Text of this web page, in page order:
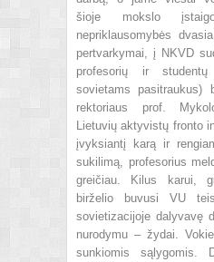
šioje mokslo
nepriklausomybės
pertvarkymai, į NKVD
profesorių ir
sovietams pasitraukus)
rektoriaus prof.
Lietuvių aktyvistų fronto
įvyksiantį karą ir
sukilimą, profesorius
greičiau. Kilus karui,
birželio buvusi VU
sovietizacijoje dalyvavę
nurodymu – žydai.
sunkiomis sąlygomis.